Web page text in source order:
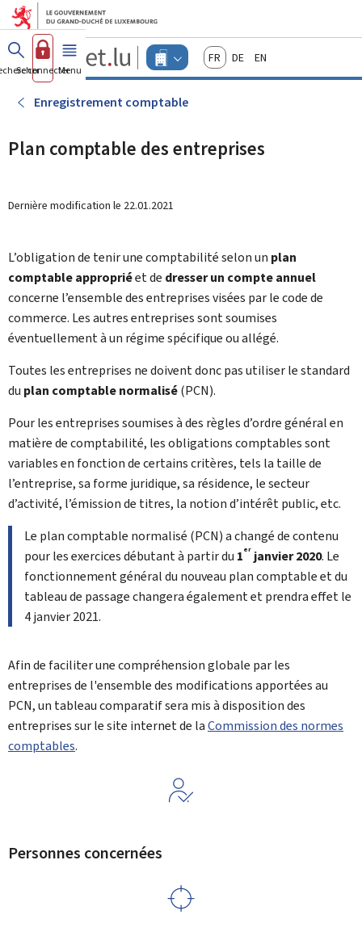
Aller au menu principal
Aller au contenu
Guichet.lu
Changer
d'espace
Menu
actif
FrançaisDeutschEnglish
Se connecterMenu principal
Enregistrement comptable
Plan comptable des entreprises
Dernière modification le 22.01.2021
L’obligation de tenir une comptabilité selon un plan
comptable appropriéet de dresser un compte annuel
concerne l’ensemble des entreprises visées par le code de
commerce. Les autres entreprises sont soumises
éventuellement à un régime spécifique ou allégé.
Toutes les entreprises ne doivent donc pas utiliser le standard
du plan comptable normalisé(PCN).
Pour les entreprises soumises à des règles d’ordre général en
matière de comptabilité, les obligations comptables sont
variables en fonction de certains critères, tels la taille de
l’entreprise, sa forme juridique, sa résidence, le secteur
d’activité, l’émission de titres, la notion d’intérêt public, etc.
Le plan comptable normalisé (PCN) a changé de contenu
pour les exercices débutant à partir du 1er janvier2020. Le
fonctionnement général du nouveau plan comptable et du
tableau de passage changera également et prendra effet le
4 janvier 2021.
Afin de faciliter une compréhension globale par les
entreprises de l'ensemble des modifications apportées au
PCN, un tableau comparatif sera mis à disposition des
entreprises sur le site internet de laCommission des normes
comptables.
Personnes concernées